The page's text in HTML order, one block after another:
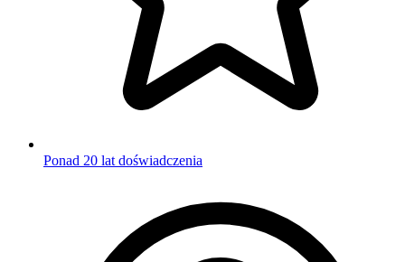
Ponad 20 lat doświadczenia